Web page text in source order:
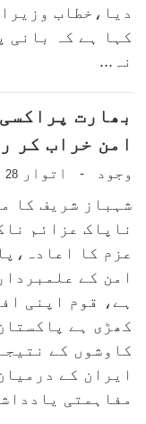
دیا،خطاب
کہا ہے کہ بانی
نہ...
بھارت
امن خراب کر
وجود - اتوار 28
شہباز شریف کا
ناپاک عزائم
عزم کا
امن کے
ہے، قوم اپنی
کھڑی ہے
کاوشوں کے
ایران کے
مفاہمتی